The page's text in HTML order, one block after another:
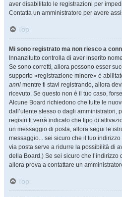
aver disabilitato le registrazioni per
Contatta un amministratore per avere
Top
Mi sono registrato ma non riesco a
Innanzitutto controlla di aver inserito
Se sono corretti, allora possono esser
supporto «registrazione minore» è
anni mentre ti stavi registrando, allora
ricevuto. Se questo non è il tuo caso,
Alcune Board richiedono che tutte le
dall’utente stesso o dagli amministratori,
registri ti verrà indicato che tipo di
un messaggio di posta, allora segui le
messaggio... sei sicuro che il tuo
via posta serve a ridurre la possibilità di
della Board.) Se sei sicuro che l’indirizzo
allora prova a contattare un
Top